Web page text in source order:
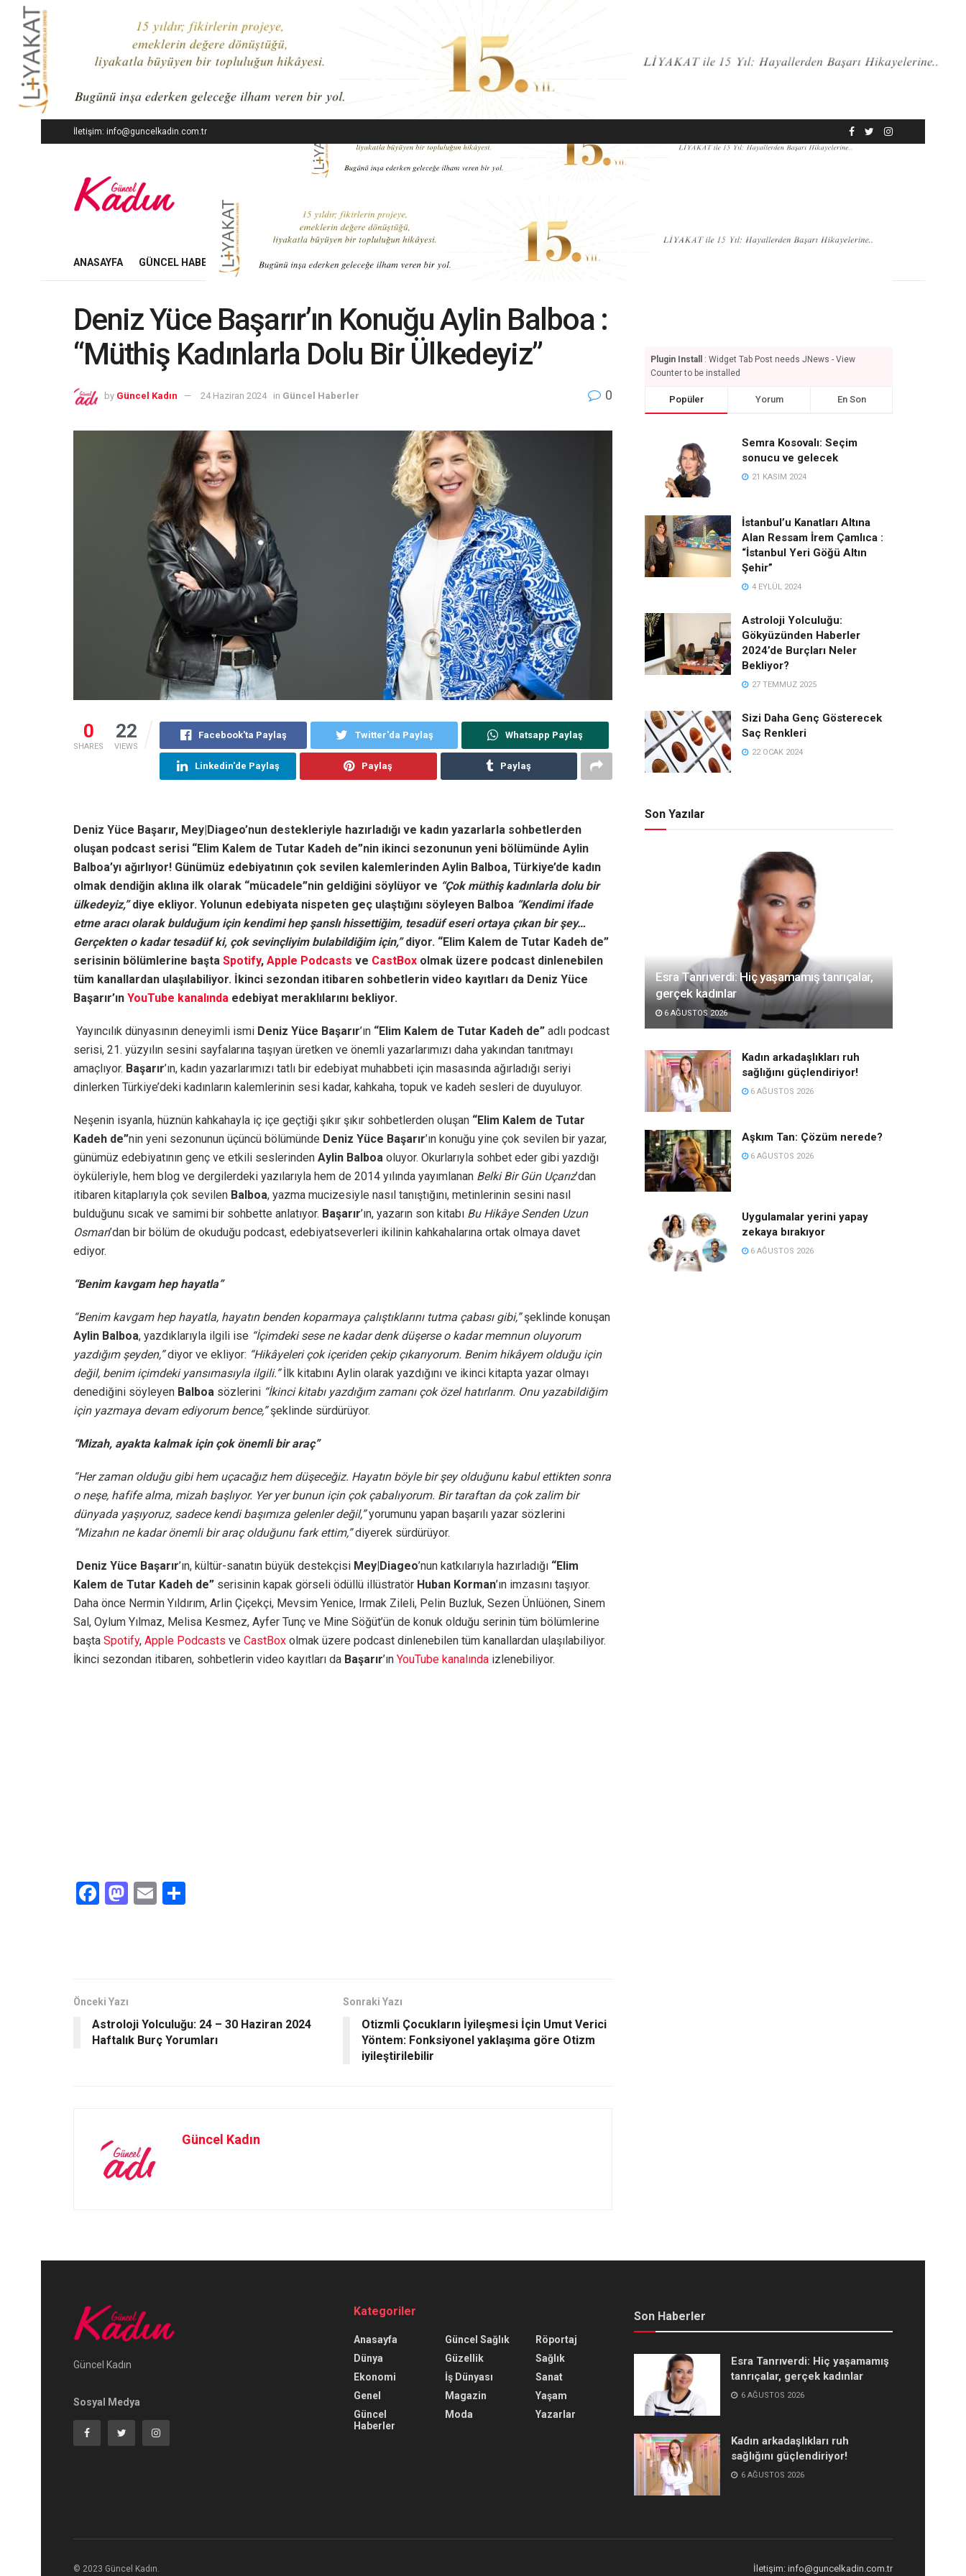
İletişim: info@guncelkadin.com.tr
ANASAYFA GÜNCEL HABERLER İŞ DÜNYASI EKONOMI MODA GÜZELLIK YAŞAM SANAT
Deniz Yüce Başarır’ın Konuğu Aylin Balboa :
“Müthiş Kadınlarla Dolu Bir Ülkedeyiz”
by Güncel Kadın 24 Haziran 2024 in Güncel Haberler 0
0
SHARES
22
VIEWS
Facebook'ta Paylaş Twitter'da Paylaş Whatsapp Paylaş
Linkedin'de Paylaş Paylaş Paylaş
Deniz Yüce Başarır, Mey|Diageo’nun destekleriyle hazırladığı ve kadın yazarlarla sohbetlerden
oluşan podcast serisi “Elim Kalem de Tutar Kadeh de”nin ikinci sezonunun yeni bölümünde Aylin
Balboa’yı ağırlıyor! Günümüz edebiyatının çok sevilen kalemlerinden Aylin Balboa, Türkiye’de kadın
olmak dendiğin aklına ilk olarak “mücadele”nin geldiğini söylüyor ve “Çok müthiş kadınlarla dolu bir
ülkedeyiz,”diye ekliyor. Yolunun edebiyata nispeten geç ulaştığını söyleyen Balboa “Kendimi ifade
etme aracı olarak bulduğum için kendimi hep şanslı hissettiğim, tesadüf eseri ortaya çıkan bir şey…
Gerçekten o kadar tesadüf ki, çok sevinçliyim bulabildiğim için,”diyor. “Elim Kalem de Tutar Kadeh de”
serisinin bölümlerine başta Spotify, Apple Podcasts ve CastBox olmak üzere podcast dinlenebilen
tüm kanallardan ulaşılabiliyor. İkinci sezondan itibaren sohbetlerin video kayıtları da Deniz Yüce
Başarır’ın YouTube kanalında edebiyat meraklılarını bekliyor.
Yayıncılık dünyasının deneyimli ismi Deniz Yüce Başarır’ın “Elim Kalem de Tutar Kadeh de” adlı podcast
serisi, 21. yüzyılın sesini sayfalarına taşıyan üretken ve önemli yazarlarımızı daha yakından tanıtmayı
amaçlıyor. Başarır’ın, kadın yazarlarımızı tatlı bir edebiyat muhabbeti için masasında ağırladığı seriyi
dinlerken Türkiye’deki kadınların kalemlerinin sesi kadar, kahkaha, topuk ve kadeh sesleri de duyuluyor.
Neşenin isyanla, hüznün kahkahayla iç içe geçtiği şıkır şıkır sohbetlerden oluşan “Elim Kalem de Tutar
Kadeh de”nin yeni sezonunun üçüncü bölümünde Deniz Yüce Başarır’ın konuğu yine çok sevilen bir yazar,
günümüz edebiyatının genç ve etkili seslerinden Aylin Balboa oluyor. Okurlarıyla sohbet eder gibi yazdığı
öyküleriyle, hem blog ve dergilerdeki yazılarıyla hem de 2014 yılında yayımlanan Belki Bir Gün Uçarız’dan
itibaren kitaplarıyla çok sevilen Balboa, yazma mucizesiyle nasıl tanıştığını, metinlerinin sesini nasıl
bulduğunu sıcak ve samimi bir sohbette anlatıyor. Başarır’ın, yazarın son kitabı Bu Hikâye Senden Uzun
Osman’dan bir bölüm de okuduğu podcast, edebiyatseverleri ikilinin kahkahalarına ortak olmaya davet
ediyor.
“Benim kavgam hep hayatla”
“Benim kavgam hep hayatla, hayatın benden koparmaya çalıştıklarını tutma çabası gibi,”şeklinde konuşan
Aylin Balboa, yazdıklarıyla ilgili ise “İçimdeki sese ne kadar denk düşerse o kadar memnun oluyorum
yazdığım şeyden,”diyor ve ekliyor: “Hikâyeleri çok içeriden çekip çıkarıyorum. Benim hikâyem olduğu için
değil, benim içimdeki yansımasıyla ilgili.”İlk kitabını Aylin olarak yazdığını ve ikinci kitapta yazar olmayı
denediğini söyleyen Balboa sözlerini “İkinci kitabı yazdığım zamanı çok özel hatırlarım. Onu yazabildiğim
için yazmaya devam ediyorum bence,”şeklinde sürdürüyor.
“Mizah, ayakta kalmak için çok önemli bir araç”
“Her zaman olduğu gibi hem uçacağız hem düşeceğiz. Hayatın böyle bir şey olduğunu kabul ettikten sonra
o neşe, hafife alma, mizah başlıyor. Yer yer bunun için çok çabalıyorum. Bir taraftan da çok zalim bir
dünyada yaşıyoruz, sadece kendi başımıza gelenler değil,”yorumunu yapan başarılı yazar sözlerini
“Mizahın ne kadar önemli bir araç olduğunu fark ettim,”diyerek sürdürüyor.
Deniz Yüce Başarır’ın, kültür-sanatın büyük destekçisi Mey|Diageo’nun katkılarıyla hazırladığı “Elim
Kalem de Tutar Kadeh de” serisinin kapak görseli ödüllü illüstratör Huban Korman’ın imzasını taşıyor.
Daha önce Nermin Yıldırım, Arlin Çiçekçi, Mevsim Yenice, Irmak Zileli, Pelin Buzluk, Sezen Ünlüönen, Sinem
Sal, Oylum Yılmaz, Melisa Kesmez, Ayfer Tunç ve Mine Söğüt’ün de konuk olduğu serinin tüm bölümlerine
başta Spotify, Apple Podcasts ve CastBox olmak üzere podcast dinlenebilen tüm kanallardan ulaşılabiliyor.
İkinci sezondan itibaren, sohbetlerin video kayıtları da Başarır’ın YouTube kanalında izlenebiliyor.
F
o
k
M
n
E
Önceki Yazı
Astroloji Yolculuğu: 24 – 30 Haziran 2024
Haftalık Burç Yorumları
Sonraki Yazı
Otizmli Çocukların İyileşmesi İçin Umut Verici
Yöntem: Fonksiyonel yaklaşıma göre Otizm
iyileştirilebilir
Güncel Kadın
Plugin Install
: Widget Tab Post needs JNews - View
Counter to be installed
Popüler Yorum En Son
Semra Kosovalı: Seçim
sonucu ve gelecek
21 KASIM 2024
İstanbul’u Kanatları Altına
Alan Ressam İrem Çamlıca :
“İstanbul Yeri Göğü Altın
Şehir”
4 EYLÜL 2024
Astroloji Yolculuğu:
Gökyüzünden Haberler
2024’de Burçları Neler
Bekliyor?
27 TEMMUZ 2025
Sizi Daha Genç Gösterecek
Saç Renkleri
22 OCAK 2024
Son Yazılar
Esra Tanrıverdi: Hiç yaşamamış tanrıçalar,
gerçek kadınlar
6 AĞUSTOS 2026
Kadın arkadaşlıkları ruh
sağlığını güçlendiriyor!
6 AĞUSTOS 2026
Aşkım Tan: Çözüm nerede?
6 AĞUSTOS 2026
Uygulamalar yerini yapay
zekaya bırakıyor
6 AĞUSTOS 2026
Güncel Kadın
Sosyal Medya
Kategoriler
Anasayfa
Dünya
Ekonomi
Genel
Güncel
Haberler
Güncel Sağlık
Güzellik
İş Dünyası
Magazin
Moda
Röportaj
Sağlık
Sanat
Yaşam
Yazarlar
Son Haberler
Esra Tanrıverdi: Hiç yaşamamış
tanrıçalar, gerçek kadınlar
6 AĞUSTOS 2026
Kadın arkadaşlıkları ruh
sağlığını güçlendiriyor!
6 AĞUSTOS 2026
İletişim: info@guncelkadin.com.tr
© 2023 Güncel Kadın.